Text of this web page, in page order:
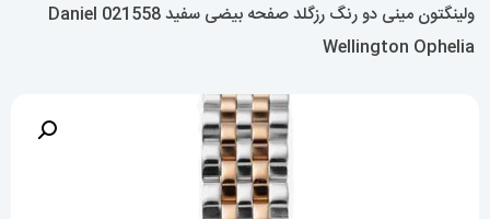
ولینگتون مینی دو رنگ رزگلد صفحه بیضی سفید 021558 Daniel
Wellington Ophelia